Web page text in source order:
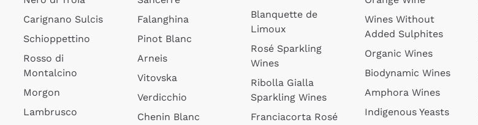
Carignano Sulcis
Schioppettino
Rosso di
Montalcino
Morgon
Lambrusco
Falanghina
Pinot Blanc
Arneis
Vitovska
Verdicchio
Chenin Blanc
Blanquette de
Limoux
Rosé Sparkling
Wines
Ribolla Gialla
Sparkling Wines
Franciacorta Rosé
Wines Without
Added Sulphites
Organic Wines
Biodynamic Wines
Amphora Wines
Indigenous Yeasts